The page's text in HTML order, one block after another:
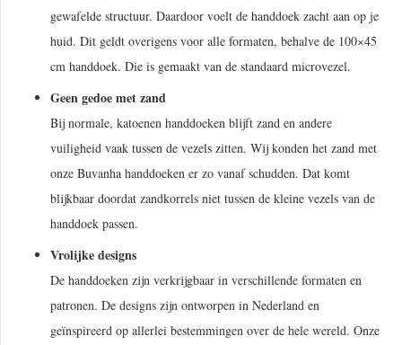
gewafelde structuur. Daardoor voelt de handdoek zacht aan op je
huid. Dit geldt overigens voor alle formaten, behalve de 100×45
cm handdoek. Die is gemaakt van de standaard microvezel.
Geen gedoe met zand
Bij normale, katoenen handdoeken blijft zand en andere
vuiligheid vaak tussen de vezels zitten. Wij konden het zand met
onze Buvanha handdoeken er zo vanaf schudden. Dat komt
blijkbaar doordat zandkorrels niet tussen de kleine vezels van de
handdoek passen.
Vrolijke designs
De handdoeken zijn verkrijgbaar in verschillende formaten en
patronen. De designs zijn ontworpen in Nederland en
geïnspireerd op allerlei bestemmingen over de hele wereld. Onze